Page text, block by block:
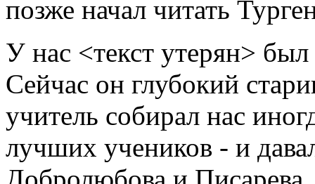
позже начал читать
У нас <текст утерян>
Сейчас он глубокий
учитель собирал нас
лучших учеников - и